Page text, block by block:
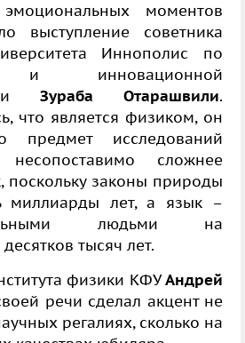
моментов
выступление советника
Иннополис по
и инновационной
Зураба Отарашвили.
что является физиком, он
предмет исследований
несопоставимо сложнее
поскольку законы природы
миллиарды лет, а язык –
людьми на
тысяч лет.
физики КФУАндрей
речи сделал акцент не
регалиях, сколько на